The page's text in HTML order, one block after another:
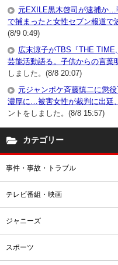
元EXILE黒木啓司が逮捕か…
で捕まったと女性セブン報道で
(8/9 0:49)
広末涼子がTBS『THE
芸能活動語る。子供からの言
しました。(8/8 20:07)
元ジャンポケ斉藤慎二に懲
濃厚に…被害女性が裁判に出廷
ントをしました。(8/8 15:57)
カテゴリー
事件・事故・トラブル
テレビ番組・映画
ジャニーズ
スポーツ